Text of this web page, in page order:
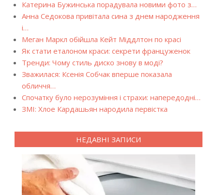
Катерина Бужинська порадувала новими фото з…
Анна Седокова привітала сина з днем народження
і…
Меган Маркл обійшла Кейт Міддлтон по красі
Як стати еталоном краси: секрети француженок
Тренди: Чому стиль диско знову в моді?
Зважилася: Ксенія Собчак вперше показала
обличчя…
Спочатку було нерозуміння і страхи: напередодні…
ЗМІ: Хлое Кардашьян народила первістка
НЕДАВНІ ЗАПИСИ